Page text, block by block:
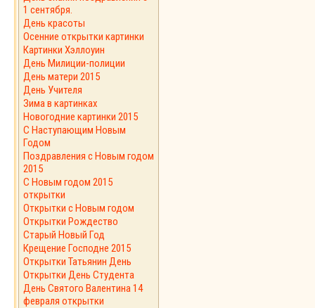
1 сентября.
День красоты
Осенние открытки картинки
Картинки Хэллоуин
День Милиции-полиции
День матери 2015
День Учителя
Зима в картинках
Новогодние картинки 2015
С Наступающим Новым
Годом
Поздравления с Новым годом
2015
C Новым годом 2015
открытки
Открытки с Новым годом
Открытки Рождество
Старый Новый Год
Крещение Господне 2015
Открытки Татьянин День
Открытки День Студента
День Святого Валентина 14
февраля открытки